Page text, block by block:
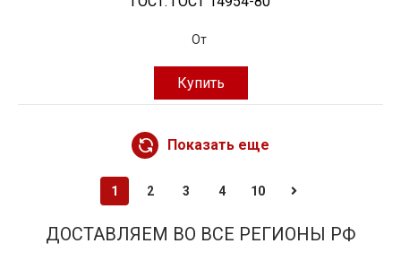
От
Купить
Показать еще
1 2 3 4 10
ДОСТАВЛЯЕМ ВО ВСЕ РЕГИОНЫ РФ